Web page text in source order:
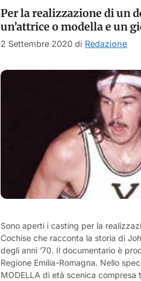
Per la realizzazione di un
un’attrice o modella e un
2 Settembre 2020 di Redazione
Sono aperti i casting per la
Cochise che racconta la storia di
degli anni ’70. Il documentario è
Regione Emilia-Romagna. Nello
MODELLA di età scenica